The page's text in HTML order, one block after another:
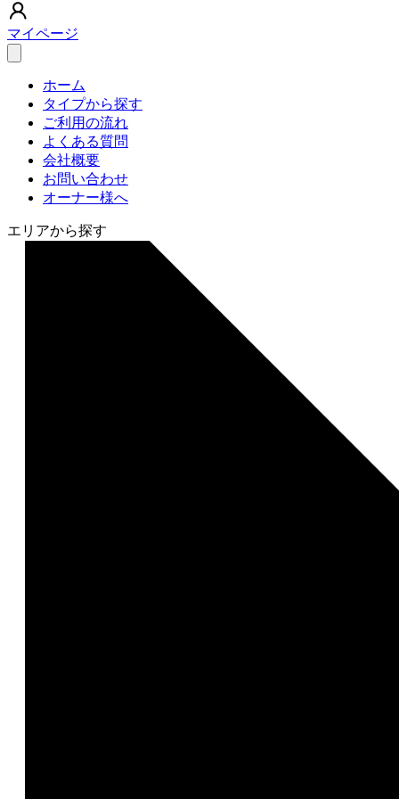
マイページ
ホーム
タイプから探す
ご利用の流れ
よくある質問
会社概要
お問い合わせ
オーナー様へ
エリアから探す